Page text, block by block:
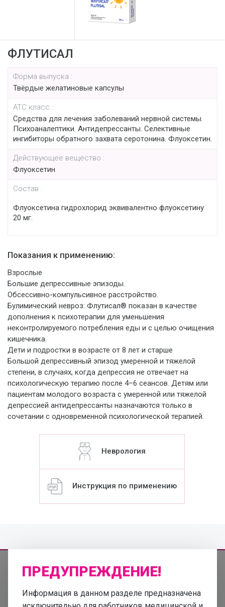
ФЛУТИСАЛ
Форма выпуска :
Твёрдые желатиновые капсулы
АТС класс :
Средства для лечения заболеваний нервной системы.
Психоаналептики. Антидепрессанты. Селективные
ингибиторы обратного захвата серотонина. Флуоксетин.
Действующее вещество :
Флуоксетин
Состав :
Флуоксетина гидрохлорид эквивалентно флуоксетину
20 мг.
Показания к применению:
Взрослые
Большие депрессивные эпизоды.
Обсессивно-компульсивное расстройство.
Булимический невроз: Флутисал® показан в качестве
дополнения к психотерапии для уменьшения
неконтролируемого потребления еды и с целью очищения
кишечника.
Дети и подростки в возрасте от 8 лет и старше
Большой депрессивный эпизод умеренной и тяжелой
степени, в случаях, когда депрессия не отвечает на
психологическую терапию после 4–6 сеансов. Детям или
пациентам молодого возраста с умеренной или тяжелой
депрессией антидепрессанты назначаются только в
сочетании с одновременной психологической терапией.
Неврология
Инструкция по применению
ПРЕДУПРЕЖДЕНИЕ!
Информация в данном разделе предназначена
Информация, представленная на этом сайте, не должна
использоваться для самодиагностики и лечения и не может